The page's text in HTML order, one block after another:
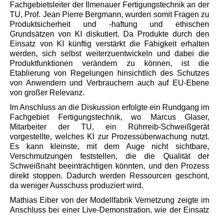
Fachgebietsleiter der Ilmenauer Fertigungstechnik an der
TU, Prof. Jean Pierre Bergmann, wurden somit Fragen zu
Produktsicherheit und -haftung und ethischen
Grundsätzen von KI diskutiert. Da Produkte durch den
Einsatz von KI künftig verstärkt die Fähigkeit erhalten
werden, sich selbst weiterzuentwickeln und dabei die
Produktfunktionen verändern zu können, ist die
Etablierung von Regelungen hinsichtlich des Schutzes
von Anwendern und Verbrauchern auch auf EU-Ebene
von großer Relevanz.
Im Anschluss an die Diskussion erfolgte ein Rundgang im
Fachgebiet Fertigungstechnik, wo Marcus Glaser,
Mitarbeiter der TU, ein Rührreib-Schweißgerät
vorgestellte, welches KI zur Prozessüberwachung nutzt.
Es kann kleinste, mit dem Auge nicht sichtbare,
Verschmutzungen feststellen, die die Qualität der
Schweißnaht beeinträchtigen könnten, und den Prozess
direkt stoppen. Dadurch werden Ressourcen geschont,
da weniger Ausschuss produziert wird.
Mathias Eiber von der Modellfabrik Vernetzung zeigte im
Anschluss bei einer Live-Demonstration, wie der Einsatz